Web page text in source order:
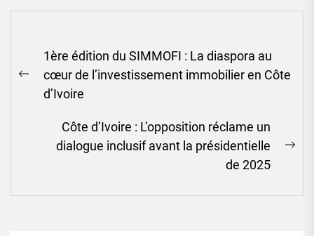
de
l’article
Previous
post:
1ère édition du SIMMOFI : La diaspora au
cœur de l’investissement immobilier en Côte
d’Ivoire
Côte d’Ivoire : L’opposition réclame un
dialogue inclusif avant la présidentielle
de 2025